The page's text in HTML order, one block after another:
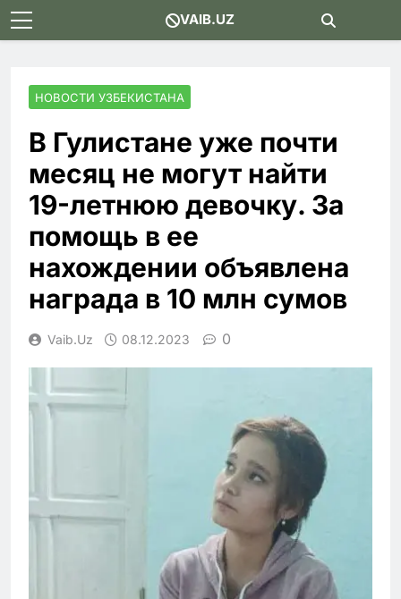
Skip
to
VAIB.UZ
НОВОСТИ УЗБЕКИСТАНА
В Гулистане уже почти
месяц не могут найти
19-летнюю девочку. За
помощь в ее
нахождении объявлена
награда в 10 млн сумов
Vaib.uz 08.12.2023 0